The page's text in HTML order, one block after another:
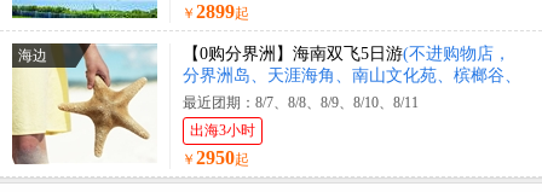
￥ 2899起
海边 【0购分界洲】海南双飞5日游(不进购物店，
分界洲岛、天涯海角、南山文化苑、槟榔谷、
黎王夜宴)
最近团期：8/7、8/8、8/9、8/10、8/11
出海3小时
￥ 2950起